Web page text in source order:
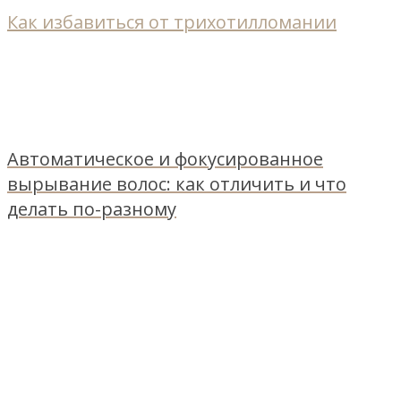
Как избавиться от трихотилломании
Автоматическое и фокусированное
вырывание волос: как отличить и что
делать по-разному